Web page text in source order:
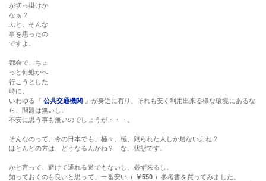
が切っ掛けか
なぁ？
ふと、そんな
事を思ったの
ですよ。
都会で、ちょ
っと何処かへ
行こうとした
時に、
いわゆる『公共交通機関
』が身近に有り、それも安く利用出来る様な環境にあるな
ら、問題は無いし、
不安に思う事も無いのでしょうが・・・。
そんなのって、今の日本でも、極々、極、限られた人しか居ないよね？
ほとんどの方は、どうなるんかね？ な、状態です。
かと言って、避けて通れる道でもないし、必ず来るし。
知っておくのも良いと思って、一番安い（ ￥550 ）参考書を買ってみました。